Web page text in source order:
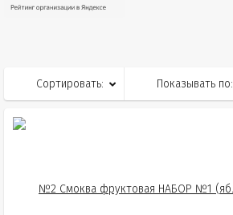
Сортировать: Показывать по: